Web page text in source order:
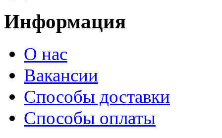
Информация
О нас
Вакансии
Способы доставки
Способы оплаты